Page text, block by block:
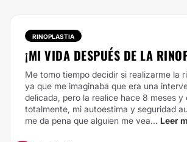
RINOPLASTIA
¡MI VIDA DESPUÉS DE LA
Me tomo tiempo decidir si realizarme la
ya que me imaginaba que era una
delicada, pero la realice hace 8 meses y
totalmente, mi autoestima y seguridad
me da pena que alguien me vea... Leer